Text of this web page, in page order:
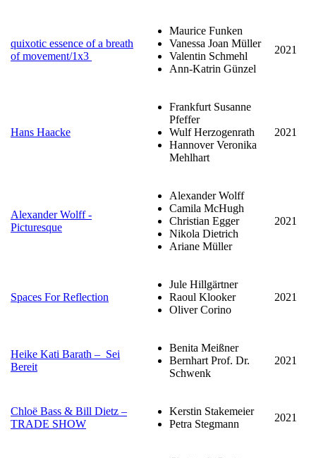
quixotic essence of a breath
of movement/1x3
Maurice Funken
Vanessa Joan Müller
Valentin Schmehl
Ann-Katrin Günzel
2021
Hans Haacke
Frankfurt Susanne
Pfeffer
Wulf Herzogenrath
Hannover Veronika
Mehlhart
2021
Alexander Wolff -
Picturesque
Alexander Wolff
Camila McHugh
Christian Egger
Nikola Dietrich
Ariane Müller
2021
Spaces For Reflection
Jule Hillgärtner
Raoul Klooker
Oliver Corino
2021
Heike Kati Barath – Sei
Bereit
Benita Meißner
Bernhart Prof. Dr.
Schwenk
2021
Chloë Bass & Bill Dietz –
TRADE SHOW
Kerstin Stakemeier
Petra Stegmann
2021